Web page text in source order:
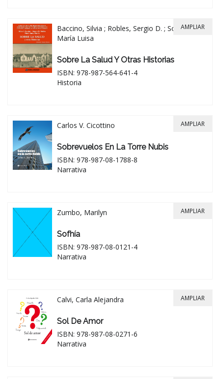
Baccino, Silvia ; Robles, Sergio D. ; Sorolla,
María Luisa
Sobre La Salud Y Otras Historias
ISBN: 978-987-564-641-4
Historia
AMPLIAR
Carlos V. Cicottino
Sobrevuelos En La Torre Nubis
ISBN: 978-987-08-1788-8
Narrativa
AMPLIAR
Zumbo, Marilyn
Sofhía
ISBN: 978-987-08-0121-4
Narrativa
AMPLIAR
Calvi, Carla Alejandra
Sol De Amor
ISBN: 978-987-08-0271-6
Narrativa
AMPLIAR